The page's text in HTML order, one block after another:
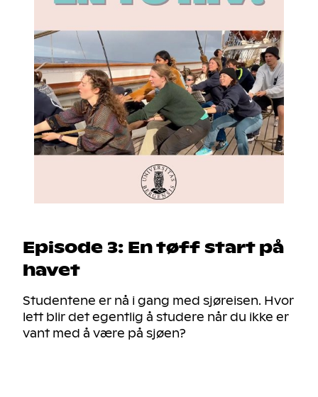
Episode 3: En tøff start på
havet
Studentene er nå i gang med sjøreisen. Hvor
lett blir det egentlig å studere når du ikke er
vant med å være på sjøen?